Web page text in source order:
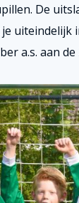
De
a.s. aan de